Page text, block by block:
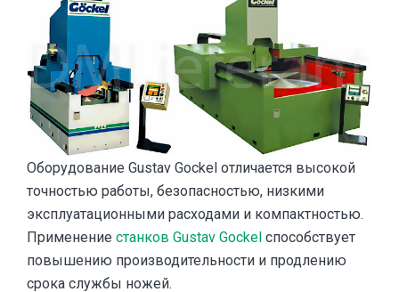
Оборудование Gustav Gockel отличается высокой
точностью работы, безопасностью, низкими
эксплуатационными расходами и компактностью.
Применение станков Gustav Gockel способствует
повышению производительности и продлению
срока службы ножей.